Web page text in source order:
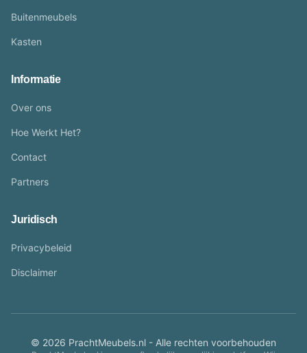
Buitenmeubels
Kasten
Informatie
Over ons
Hoe Werkt Het?
Contact
Partners
Juridisch
Privacybeleid
Disclaimer
© 2026 PrachtMeubels.nl - Alle rechten voorbehouden